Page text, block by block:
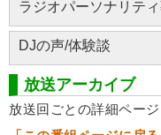
ラジオパーソナリテ
DJの声/体験談
放送アーカイブ
放送回ごとの詳細ページ